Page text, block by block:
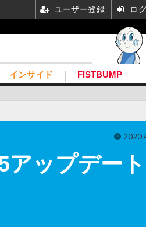
インサイド FISTBUMP
アップデー
ユーザー登録 ロ